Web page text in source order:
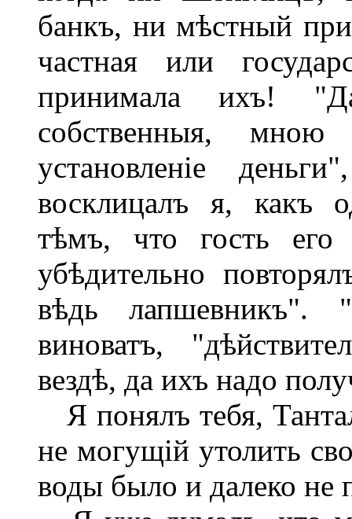
банкъ, ни мѣстный
частная или
принимала ихъ!
собственныя,
установленіе
восклицалъ я, какъ
тѣмъ, что гость его
убѣдительно
вѣдь лапшевникъ".
виноватъ,
вездѣ, да ихъ надо
Я понялъ тебя,
не могущій утолить
воды было и далеко не